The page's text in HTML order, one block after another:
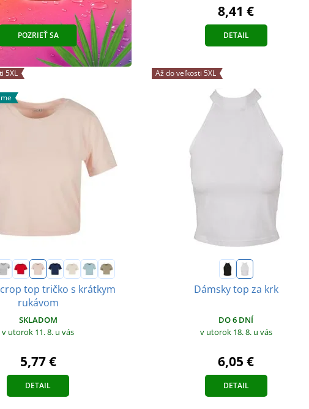
POZRIEŤ SA
8,41 €
DETAIL
5XL
top tričko s krátkym
rukávom
SKLADOM
v utorok 11. 8. u vás
5,77 €
DETAIL
Až do veľkosti 5XL
Dámsky top za krk
DO 6 DNÍ
v utorok 18. 8. u vás
6,05 €
DETAIL